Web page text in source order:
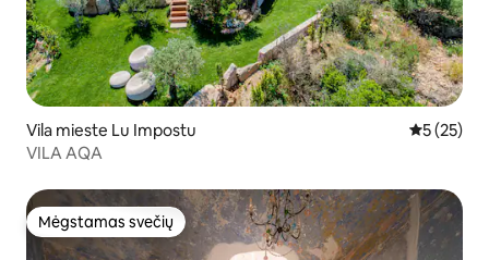
Vila mieste Lu Impostu Vidutinis
5 (25)
VILA AQA
Mėgstamas svečių
Mėgstamas svečių